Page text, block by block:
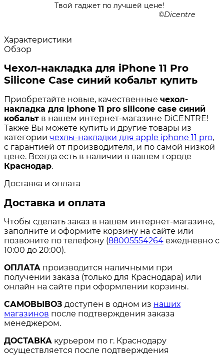
Твой гаджет по лучшей цене!
Dicentre
Характеристики
Обзор
Чехол-накладка для iPhone 11 Pro
Silicone Case синий кобальт купить
Приобретайте новые, качественные чехол-
накладка для iphone 11 pro silicone case синий
кобальт в нашем интернет-магазине DiCENTRE!
Также Вы можете купить и другие товары из
категории чехлы-накладки для apple iphone 11 pro,
с гарантией от производителя, и по самой низкой
цене. Всегда есть в наличии в вашем городе
Краснодар.
Доставка и оплата
Доставка и оплата
Чтобы сделать заказ в нашем интернет-магазине,
заполните и оформите корзину на сайте или
позвоните по телефону (88005554264 ежедневно с
10:00 до 20:00).
ОПЛАТА производится наличными при
получении заказа (только для Краснодара) или
онлайн на сайте при оформлении корзины.
САМОВЫВОЗ доступен в одном из наших
магазинов после подтверждения заказа
менеджером.
ДОСТАВКА курьером по г. Краснодару
осуществляется после подтверждения